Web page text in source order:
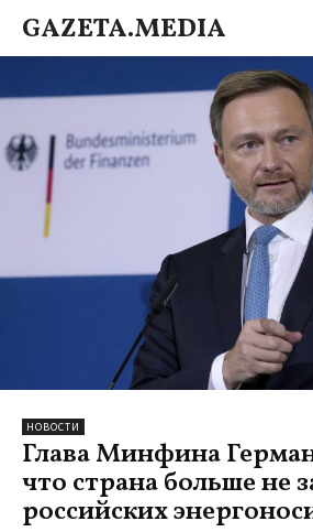
GAZETA.MEDIA
НОВОСТИ
Глава Минфина
что страна больше не
российских